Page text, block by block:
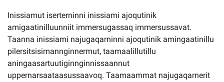
Inissiamut iserterninni inissiami ajoqutinik
amigaatinilluunniit immersugassaq immersussavat.
Taanna inissiami najugaqarninni ajoqutinik amingaatinillu
pilersitsisimannginnermut, taamaalillutillu
aningaasartuutiginnginnissaannut
uppernarsaataasussaavoq. Taamaammat najugaqarnerit